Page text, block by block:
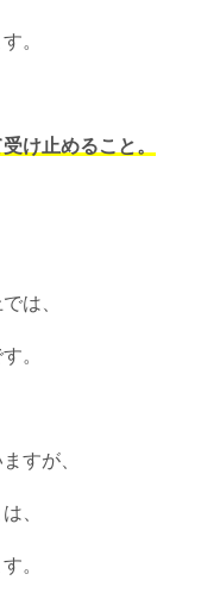
。
け止めること。
は、
。
すが、
、
。